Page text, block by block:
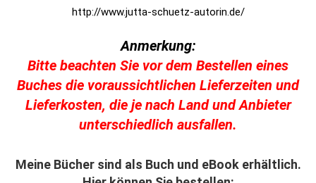
http://www.jutta-schuetz-autorin.de/
Anmerkung:
Bitte beachten Sie vor dem Bestellen eines
Buches die voraussichtlichen Lieferzeiten und
Lieferkosten, die je nach Land und Anbieter
unterschiedlich ausfallen.
Meine Bücher sind als Buch und eBook erhältlich.